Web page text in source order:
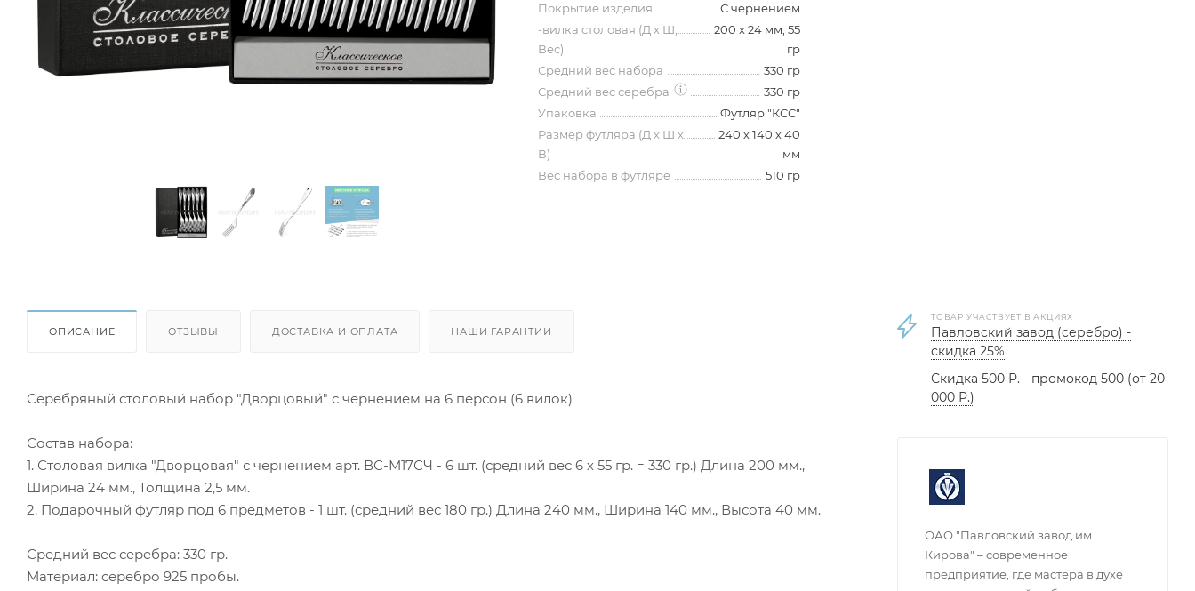
Покрытие изделия
С чернением
-вилка столовая (Д х Ш,
Вес)
200 х 24 мм, 55
гр
Средний вес набора
330 гр
Средний вес серебра
330 гр
Упаковка
Футляр "КСС"
Размер футляра (Д х Ш х
В)
240 х 140 х 40
мм
Вес набора в футляре
510 гр
ОПИСАНИЕ ОТЗЫВЫ ДОСТАВКА И ОПЛАТА НАШИ ГАРАНТИИ
Серебряный столовый набор "Дворцовый" с чернением на 6 персон (6 вилок)
Состав набора:
1. Столовая вилка "Дворцовая" с чернением арт. ВС-М17СЧ - 6 шт. (средний вес 6 х 55 гр. = 330 гр.) Длина 200 мм.,
Ширина 24 мм., Толщина 2,5 мм.
2. Подарочный футляр под 6 предметов - 1 шт. (средний вес 180 гр.) Длина 240 мм., Ширина 140 мм., Высота 40 мм.
Средний вес серебра: 330 гр.
Материал: серебро 925 пробы.
ТОВАР УЧАСТВУЕТ В АКЦИЯХ
Павловский завод (серебро) -
скидка 25%
Скидка 500 Р. - промокод 500 (от 20
000 Р.)
ОАО "Павловский завод им.
Кирова" – современное
предприятие, где мастера в духе